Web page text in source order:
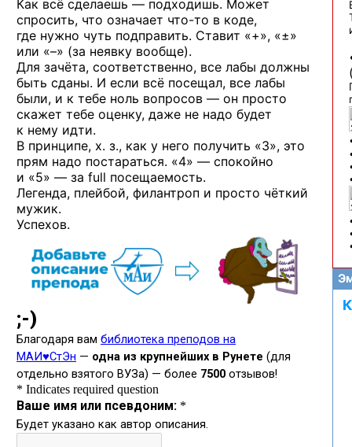
Как всё сделаешь — подходишь. Может
спросить, что означает что-то в коде,
где нужно чуть подправить. Ставит «+», «±»
или «–» (за неявку вообще).
Для зачёта, соответственно, все лабы должны
быть сданы. И если всё посещал, все лабы
были, и к тебе ноль вопросов — он просто
скажет тебе оценку, даже не надо будет
к нему идти.
В принципе, х. з., как у него получить «3», это
прям надо постараться. «4» — спокойно
и «5» — за full посещаемость.
Легенда, плейбой, филантроп и просто чёткий
мужик.
Успехов.